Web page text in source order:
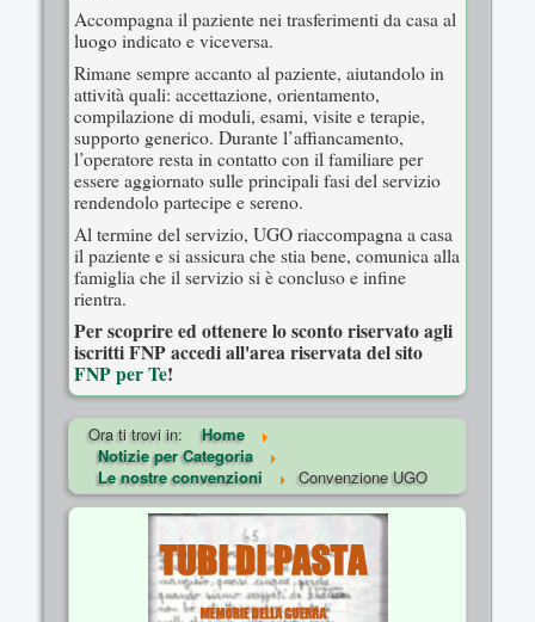
Accompagna il paziente nei trasferimenti da casa al
luogo indicato e viceversa.
Rimane sempre accanto al paziente, aiutandolo in
attività quali: accettazione, orientamento,
compilazione di moduli, esami, visite e terapie,
supporto generico. Durante l’affiancamento,
l’operatore resta in contatto con il familiare per
essere aggiornato sulle principali fasi del servizio
rendendolo partecipe e sereno.
Al termine del servizio, UGO riaccompagna a casa
il paziente e si assicura che stia bene, comunica alla
famiglia che il servizio si è concluso e infine
rientra.
Per scoprire ed ottenere lo sconto riservato agli
iscritti FNP accedi all'area riservata del sito
FNP per Te!
Ora ti trovi in:
Home
Notizie per Categoria
Le nostre convenzioni
Convenzione UGO